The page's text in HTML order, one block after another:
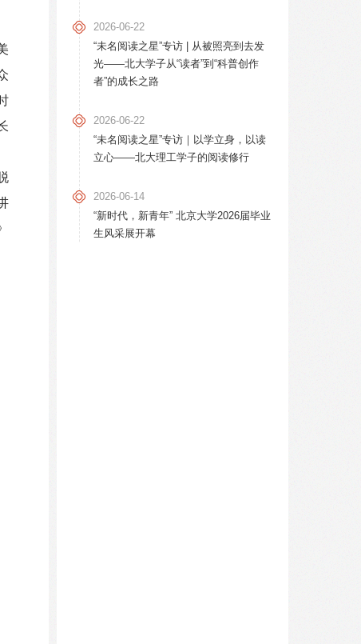
2026-06-22
“未名阅读之星”专访 | 从被照亮到去发
光——北大学子从“读者”到“科普创作
者”的成长之路
2026-06-22
“未名阅读之星”专访｜以学立身，以读
立心——北大理工学子的阅读修行
2026-06-14
“新时代，新青年” 北京大学2026届毕业
生风采展开幕